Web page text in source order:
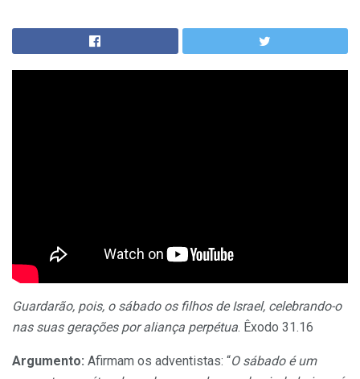
Guardarão, pois, o sábado os filhos de Israel, celebrando-o
nas suas gerações por aliança perpétua. Êxodo 31.16
Argumento: Afirmam os adventistas: “O sábado é um